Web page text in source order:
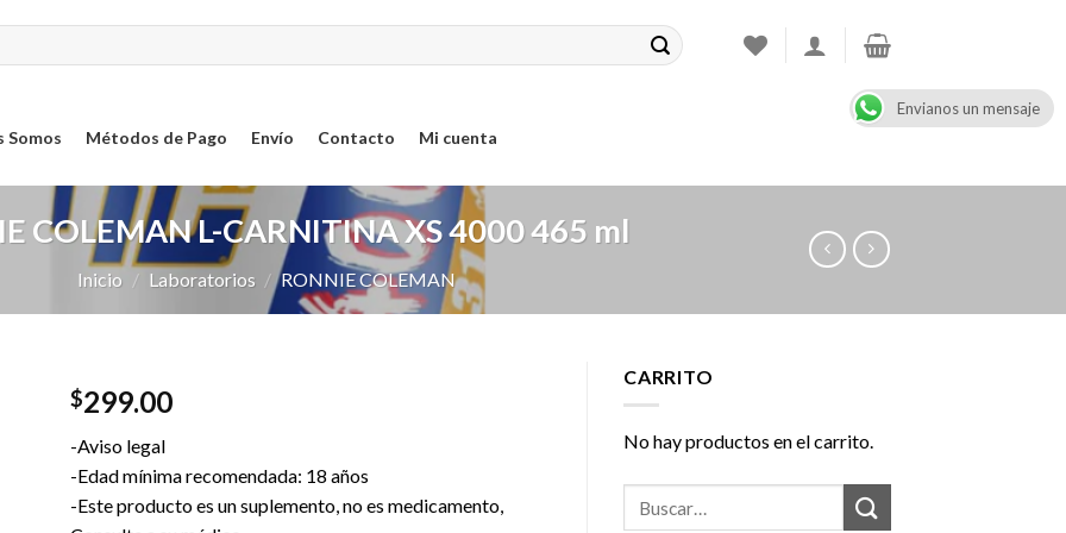
Somos Métodos de Pago Envío Contacto Mi cuenta
COLEMAN L-CARNITINA XS 4000 465 ml
Inicio / Laboratorios / RONNIE COLEMAN
$299.00
-Aviso legal
-Edad mínima recomendada: 18 años
-Este producto es un suplemento, no es medicamento,
CARRITO
No hay productos en el carrito.
Envianos un mensaje